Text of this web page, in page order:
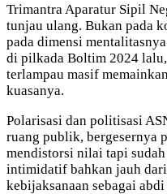
Trimantra Aparatur Sipil
tunjau ulang. Bukan pada
pada dimensi
di pilkada Boltim 2024
terlampau masif
kuasanya.
Polarisasi dan politisasi
ruang publik, bergesernya
mendistorsi nilai tapi
intimidatif bahkan jauh
kebijaksanaan sebagai abdi